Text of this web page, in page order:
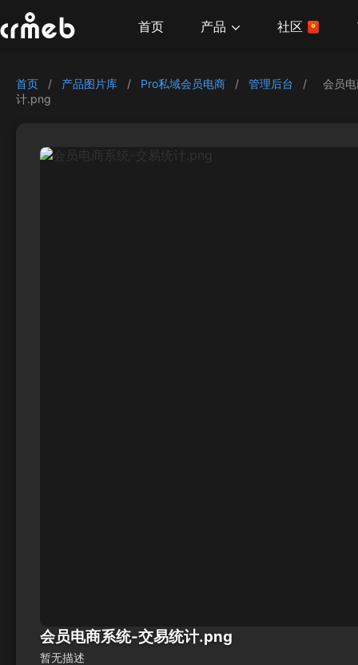
首页 产品 社区
首页 / 产品图片库 / Pro私域会员电商 / 管理后台 /
会员
计.png
会员电商系统-交易统计.png
暂无描述